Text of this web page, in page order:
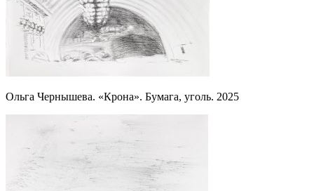
Ольга Чернышева. «Крона». Бумага, уголь. 2025